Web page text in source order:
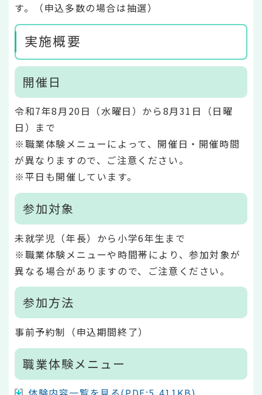
す。（申込多数の場合は抽選）
実施概要
開催日
令和7年8月20日（水曜日）から8月31日（日曜
日）まで
※職業体験メニューによって、開催日・開催時間
が異なりますので、ご注意ください。
※平日も開催しています。
参加対象
未就学児（年長）から小学6年生まで
※職業体験メニューや時間帯により、参加対象が
異なる場合がありますので、ご注意ください。
参加方法
事前予約制（申込期間終了）
職業体験メニュー